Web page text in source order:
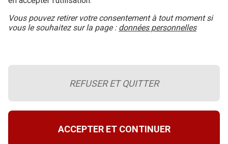
Le blog de la sécurité incendie
A propos du site
Conditions générales d’utilisation
Vous pouvez retirer votre consentement à tout moment si
vous le souhaitez sur la page : données personnelles
REFUSER ET QUITTER
ACCEPTER ET CONTINUER